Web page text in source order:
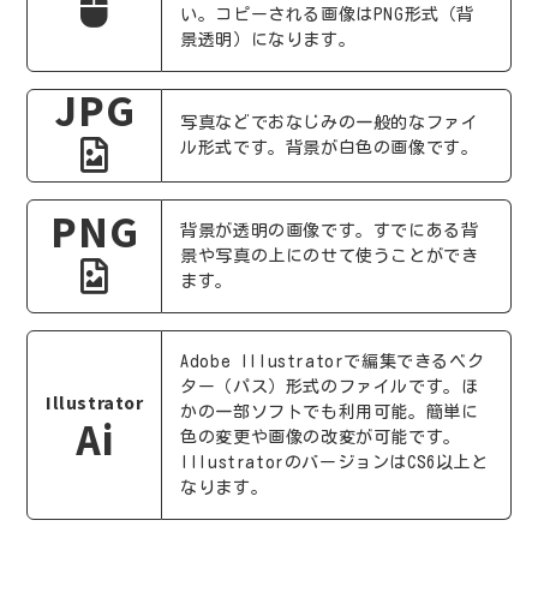
い。コピーされる画像はPNG形式（背
景透明）になります。
JPG
写真などでおなじみの一般的なファイ
ル形式です。背景が白色の画像です。
PNG
背景が透明の画像です。すでにある背
景や写真の上にのせて使うことができ
ます。
Illustrator
Ai
Adobe Illustratorで編集できるベク
ター（パス）形式のファイルです。ほ
かの一部ソフトでも利用可能。簡単に
色の変更や画像の改変が可能です。
IllustratorのバージョンはCS6以上と
なります。